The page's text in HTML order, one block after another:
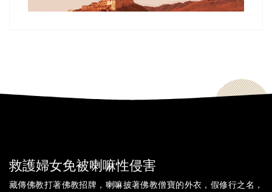
救護婦女免被喇嘛性侵害
藏傳佛教打著佛教招牌，喇嘛披著佛教僧寶的外衣，假修行之名，